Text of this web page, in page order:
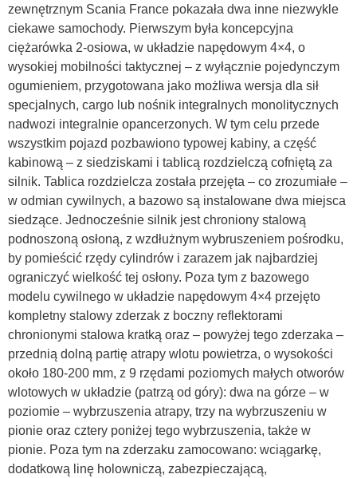
zewnętrznym Scania France pokazała dwa inne niezwykle
ciekawe samochody. Pierwszym była koncepcyjna
ciężarówka 2-osiowa, w układzie napędowym 4×4, o
wysokiej mobilności taktycznej – z wyłącznie pojedynczym
ogumieniem, przygotowana jako możliwa wersja dla sił
specjalnych, cargo lub nośnik integralnych monolitycznych
nadwozi integralnie opancerzonych. W tym celu przede
wszystkim pojazd pozbawiono typowej kabiny, a część
kabinową – z siedziskami i tablicą rozdzielczą cofniętą za
silnik. Tablica rozdzielcza została przejęta – co zrozumiałe –
w odmian cywilnych, a bazowo są instalowane dwa miejsca
siedzące. Jednocześnie silnik jest chroniony stalową
podnoszoną osłoną, z wzdłużnym wybruszeniem pośrodku,
by pomieścić rzędy cylindrów i zarazem jak najbardziej
ograniczyć wielkość tej osłony. Poza tym z bazowego
modelu cywilnego w układzie napędowym 4×4 przejęto
kompletny stalowy zderzak z boczny reflektorami
chronionymi stalowa kratką oraz – powyżej tego zderzaka –
przednią dolną partię atrapy wlotu powietrza, o wysokości
około 180-200 mm, z 9 rzędami poziomych małych otworów
wlotowych w układzie (patrzą od góry): dwa na górze – w
poziomie – wybrzuszenia atrapy, trzy na wybrzuszeniu w
pionie oraz cztery poniżej tego wybrzuszenia, także w
pionie. Poza tym na zderzaku zamocowano: wciągarkę,
dodatkową linę holowniczą, zabezpieczającą,